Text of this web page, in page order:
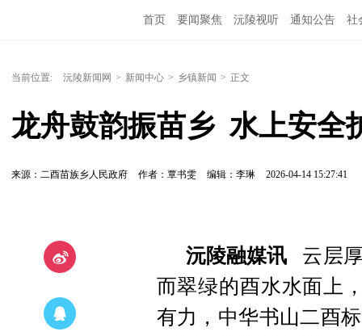
首页 要闻聚焦 沅陵视听 通知公告 社
当前位置: 沅陵新闻网 > 新闻中心 > 乡镇新闻 > 正文
龙舟鼓韵振苗乡  水上安全
来源：二酉苗族乡人民政府 作者：覃书雯 编辑：李琳 2026-04-14 15:27:41
沅陵融媒讯 云层
而翠绿的酉水水面上
有力，中华书山二酉